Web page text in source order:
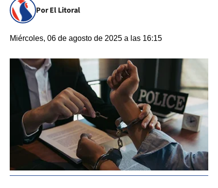
Por El Litoral
Miércoles, 06 de agosto de 2025 a las 16:15